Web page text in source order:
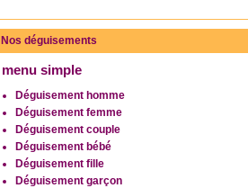
Nos déguisements
menu simple
Déguisement homme
Déguisement femme
Déguisement couple
Déguisement bébé
Déguisement fille
Déguisement garçon